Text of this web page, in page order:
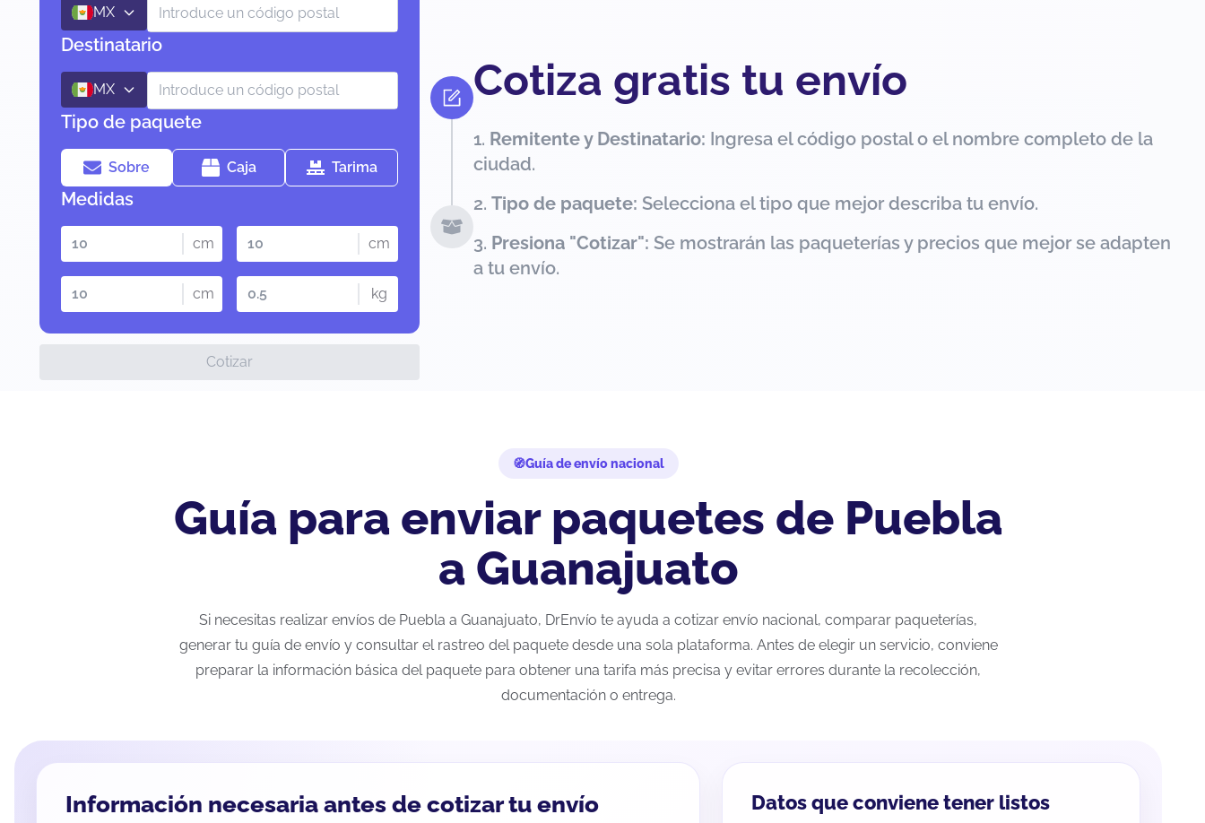
MX
Destinatario
MX
Tipo de paquete
Sobre Caja Tarima
Medidas
cm cm
cm kg
Cotizar
Cotiza gratis tu envío
Remitente y Destinatario: Ingresa el código postal o el nombre completo de la
ciudad.
Tipo de paquete: Selecciona el tipo que mejor describa tu envío.
Presiona "Cotizar": Se mostrarán las paqueterías y precios que mejor se adapten
a tu envío.
Guía de envío nacional
Guía para enviar paquetes de Puebla
a Guanajuato
Si necesitas realizar envíos de Puebla a Guanajuato, DrEnvío te ayuda a cotizar envío nacional, comparar paqueterías,
generar tu guía de envío y consultar el rastreo del paquete desde una sola plataforma. Antes de elegir un servicio, conviene
preparar la información básica del paquete para obtener una tarifa más precisa y evitar errores durante la recolección,
documentación o entrega.
Información necesaria antes de cotizar tu envío Datos que conviene tener listos